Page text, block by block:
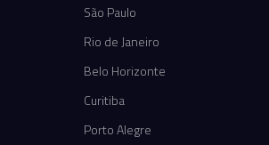
São Paulo
Rio de Janeiro
Belo Horizonte
Curitiba
Porto Alegre